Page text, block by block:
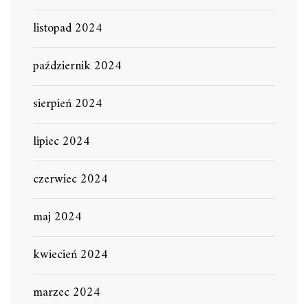
listopad 2024
październik 2024
sierpień 2024
lipiec 2024
czerwiec 2024
maj 2024
kwiecień 2024
marzec 2024